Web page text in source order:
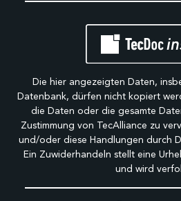
Die hier angezeigten Daten,
Datenbank, dürfen nicht kopiert
die Daten oder die gesamte
Zustimmung von TecAlliance zu
und/oder diese Handlungen durch
Ein Zuwiderhandeln stellt eine
und wird